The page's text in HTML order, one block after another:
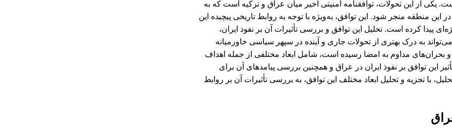
از این تحولات، توافقنامه امنیتی اخیر میان عراق و ترکیه است که به
منطقه منجر شود. این توافق، به‌ویژه با توجه به روابط تاریخی پیچیده این
پیدا کرده است. تحلیل این توافق و بررسی تأثیرات آن بر نفوذ ایران،
به درک بهتری از تحولات جاری و آینده در سپهر سیاسی خاورمیانه
بحران‌های مداوم به امضا رسیده است، شامل ابعاد مختلفی از جمله اهداف
این توافق بر نفوذ ایران در عراق و همچنین بررسی پیامدهای آن برای
با تجزیه و تحلیل ابعاد مختلف این توافق، به بررسی تأثیرات آن بر روابط